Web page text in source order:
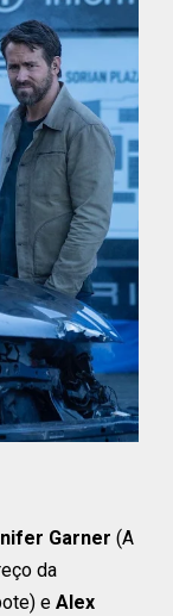
Garner (A
da
eAlex